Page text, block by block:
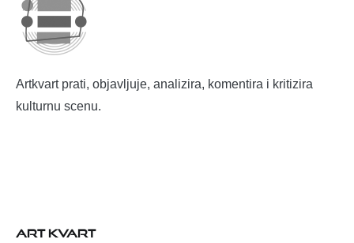
Artkvart prati, objavljuje, analizira, komentira i kritizira
kulturnu scenu.
ART KVART